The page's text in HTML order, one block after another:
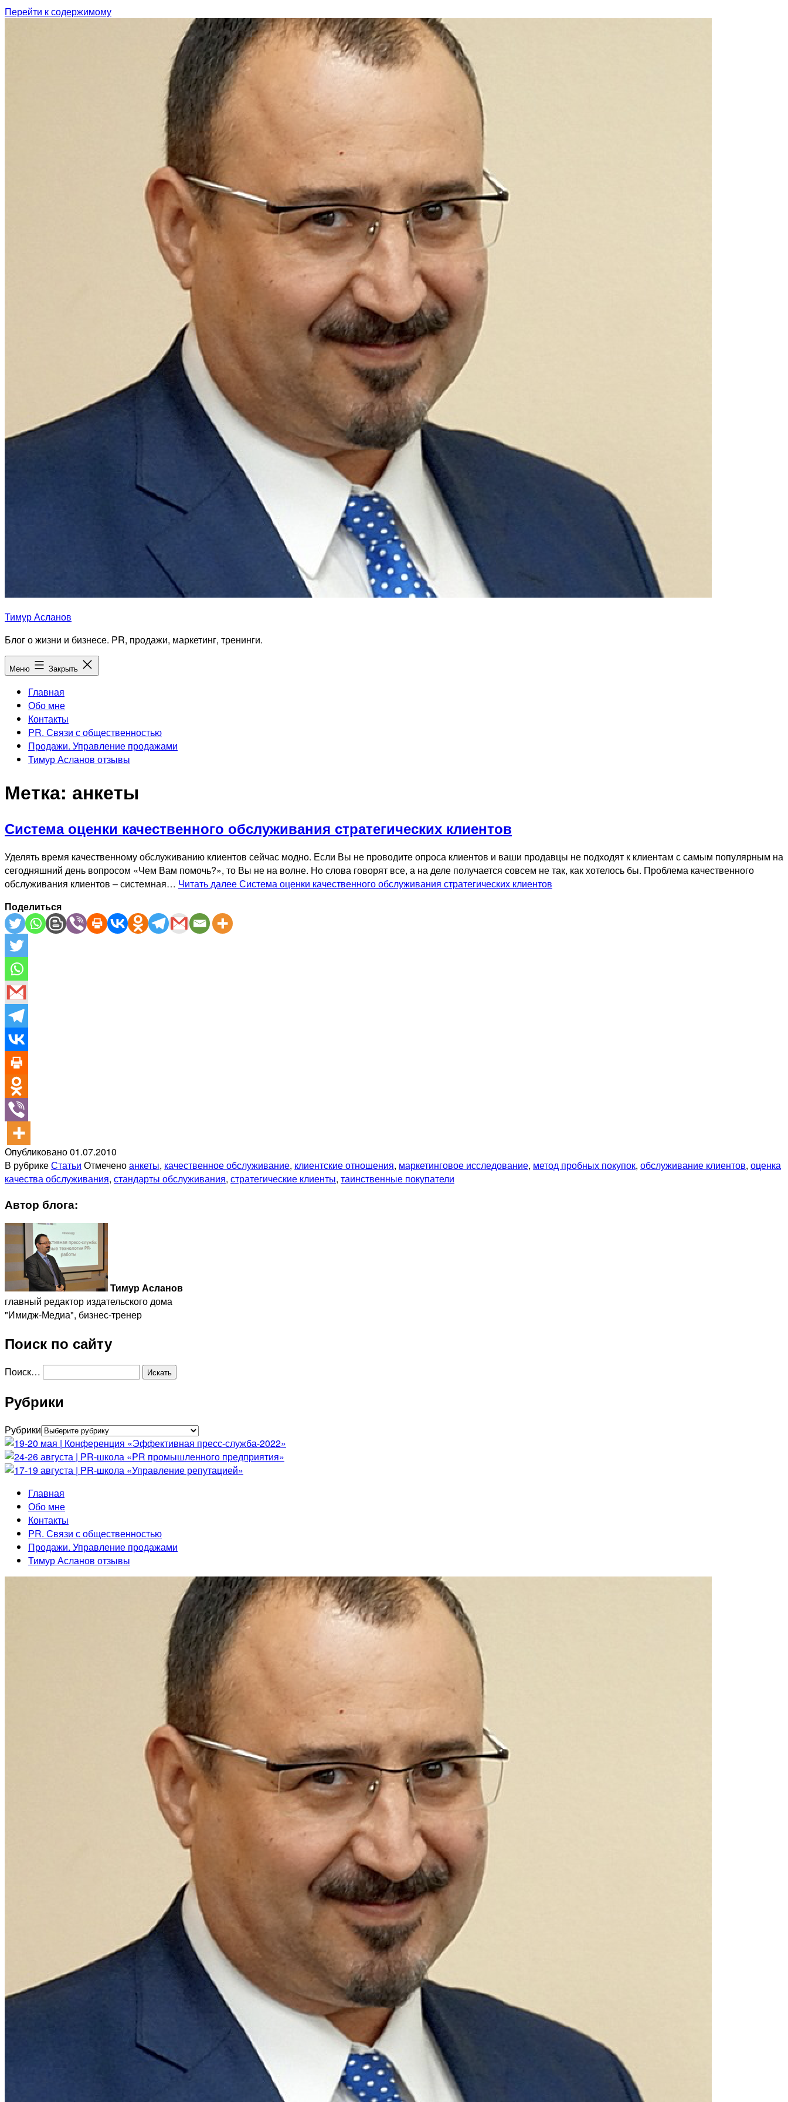
Перейти к содержимому
Тимур Асланов
Блог о жизни и бизнесе. PR, продажи, маркетинг, тренинги.
Меню Закрыть
Главная
Обо мне
Контакты
PR. Связи с общественностью
Продажи. Управление продажами
Тимур Асланов отзывы
Метка: анкеты
Система оценки качественного обслуживания стратегических клиентов
Уделять время качественному обслуживанию клиентов сейчас модно. Если Вы не проводите опроса клиентов и ваши продавцы не подходят к клиентам с самым популярным на
сегодняшний день вопросом «Чем Вам помочь?», то Вы не на волне. Но слова говорят все, а на деле получается совсем не так, как хотелось бы. Проблема качественного
обслуживания клиентов – системная… Читать далееСистема оценки качественного обслуживания стратегических клиентов
Поделиться
Опубликовано01.07.2010
В рубрикеСтатьи Отмеченоанкеты, качественное обслуживание, клиентские отношения, маркетинговое исследование, метод пробных покупок, обслуживание клиентов, оценка
качества обслуживания, стандарты обслуживания, стратегические клиенты, таинственные покупатели
Автор блога:
Тимур Асланов
главный редактор издательского дома
"Имидж-Медиа", бизнес-тренер
Поиск по сайту
Поиск…
Рубрики
Рубрики
Главная
Обо мне
Контакты
PR. Связи с общественностью
Продажи. Управление продажами
Тимур Асланов отзывы